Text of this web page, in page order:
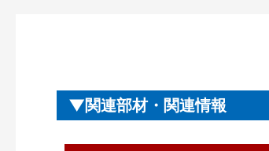
関連部材・関連情報